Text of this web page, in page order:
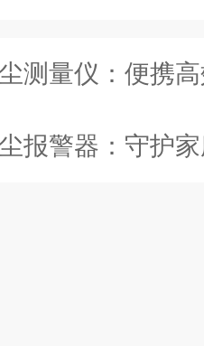
测量仪：便携
报警器：守护